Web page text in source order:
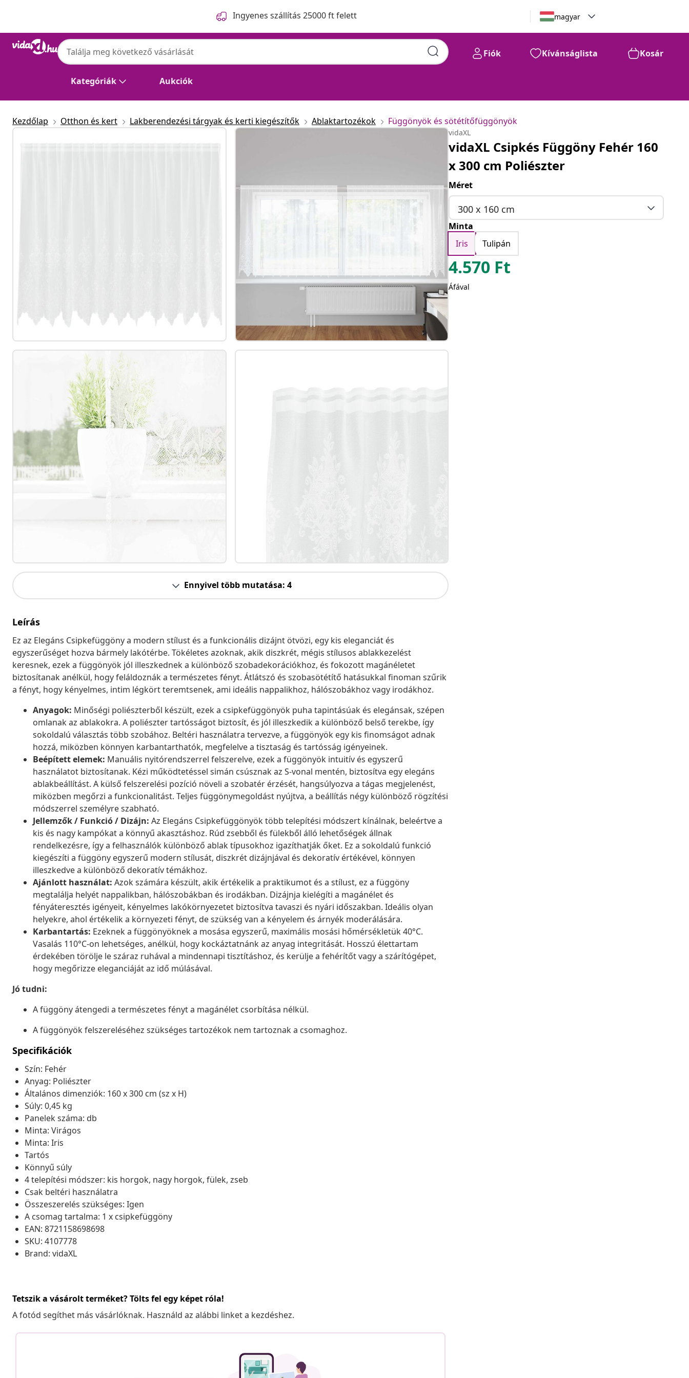
Ingyenes szállítás 25000 ft felett magyar
Kategóriák Aukciók
Fiók Kívánságlista Kosár
Kezdőlap Otthon és kert Lakberendezési tárgyak és kerti kiegészítők Ablaktartozékok Függönyök és sötétítőfüggönyök
Ennyivel több mutatása: 4
Leírás
Ez az Elegáns Csipkefüggöny a modern stílust és a funkcionális dizájnt ötvözi, egy kis eleganciát és
egyszerűséget hozva bármely lakótérbe. Tökéletes azoknak, akik diszkrét, mégis stílusos ablakkezelést
keresnek, ezek a függönyök jól illeszkednek a különböző szobadekorációkhoz, és fokozott magánéletet
biztosítanak anélkül, hogy feláldoznák a természetes fényt. Átlátszó és szobasötétítő hatásukkal finoman szűrik
a fényt, hogy kényelmes, intim légkört teremtsenek, ami ideális nappalikhoz, hálószobákhoz vagy irodákhoz.
Anyagok: Minőségi poliészterből készült, ezek a csipkefüggönyök puha tapintásúak és elegánsak, szépen
omlanak az ablakokra. A poliészter tartósságot biztosít, és jól illeszkedik a különböző belső terekbe, így
sokoldalú választás több szobához. Beltéri használatra tervezve, a függönyök egy kis finomságot adnak
hozzá, miközben könnyen karbantarthatók, megfelelve a tisztaság és tartósság igényeinek.
Beépített elemek: Manuális nyitórendszerrel felszerelve, ezek a függönyök intuitív és egyszerű
használatot biztosítanak. Kézi működtetéssel simán csúsznak az S-vonal mentén, biztosítva egy elegáns
ablakbeállítást. A külső felszerelési pozíció növeli a szobatér érzését, hangsúlyozva a tágas megjelenést,
miközben megőrzi a funkcionalitást. Teljes függönymegoldást nyújtva, a beállítás négy különböző rögzítési
módszerrel személyre szabható.
Jellemzők / Funkció / Dizájn: Az Elegáns Csipkefüggönyök több telepítési módszert kínálnak, beleértve a
kis és nagy kampókat a könnyű akasztáshoz. Rúd zsebből és fülekből álló lehetőségek állnak
rendelkezésre, így a felhasználók különböző ablak típusokhoz igazíthatják őket. Ez a sokoldalú funkció
kiegészíti a függöny egyszerű modern stílusát, diszkrét dizájnjával és dekoratív értékével, könnyen
illeszkedve a különböző dekoratív témákhoz.
Ajánlott használat: Azok számára készült, akik értékelik a praktikumot és a stílust, ez a függöny
megtalálja helyét nappalikban, hálószobákban és irodákban. Dizájnja kielégíti a magánélet és
fényáteresztés igényeit, kényelmes lakókörnyezetet biztosítva tavaszi és nyári időszakban. Ideális olyan
helyekre, ahol értékelik a környezeti fényt, de szükség van a kényelem és árnyék moderálására.
Karbantartás: Ezeknek a függönyöknek a mosása egyszerű, maximális mosási hőmérsékletük 40°C.
Vasalás 110°C-on lehetséges, anélkül, hogy kockáztatnánk az anyag integritását. Hosszú élettartam
érdekében törölje le száraz ruhával a mindennapi tisztításhoz, és kerülje a fehérítőt vagy a szárítógépet,
hogy megőrizze eleganciáját az idő múlásával.
Jó tudni:
A függöny átengedi a természetes fényt a magánélet csorbítása nélkül.
A függönyök felszereléséhez szükséges tartozékok nem tartoznak a csomaghoz.
Specifikációk
Szín: Fehér
Anyag: Poliészter
Általános dimenziók: 160 x 300 cm (sz x H)
Súly: 0,45 kg
Panelek száma: db
Minta: Virágos
Minta: Iris
Tartós
Könnyű súly
4 telepítési módszer: kis horgok, nagy horgok, fülek, zseb
Csak beltéri használatra
Összeszerelés szükséges: Igen
A csomag tartalma: 1 x csipkefüggöny
EAN: 8721158698698
SKU: 4107778
Brand: vidaXL
Tetszik a vásárolt terméket? Tölts fel egy képet róla!
A fotód segíthet más vásárlóknak. Használd az alábbi linket a kezdéshez.
vidaXL
vidaXL Csipkés Függöny Fehér 160
x 300 cm Poliészter
Méret
300 x 160 cm
Minta
Iris
Tulipán
4.570 Ft
Áfával